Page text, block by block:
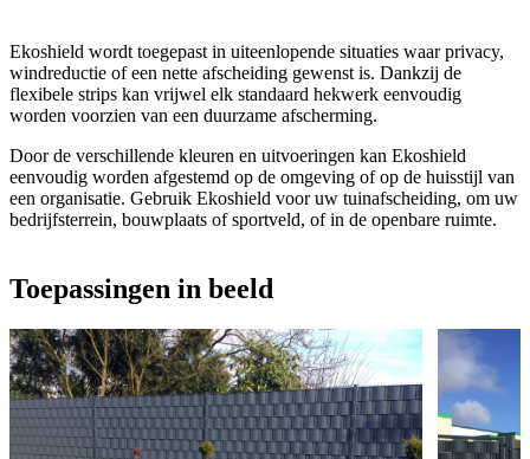
Ekoshield wordt toegepast in uiteenlopende situaties waar privacy,
windreductie of een nette afscheiding gewenst is. Dankzij de
flexibele strips kan vrijwel elk standaard hekwerk eenvoudig
worden voorzien van een duurzame afscherming.
Door de verschillende kleuren en uitvoeringen kan Ekoshield
eenvoudig worden afgestemd op de omgeving of op de huisstijl van
een organisatie. Gebruik Ekoshield voor uw tuinafscheiding, om uw
bedrijfsterrein, bouwplaats of sportveld, of in de openbare ruimte.
Toepassingen in beeld